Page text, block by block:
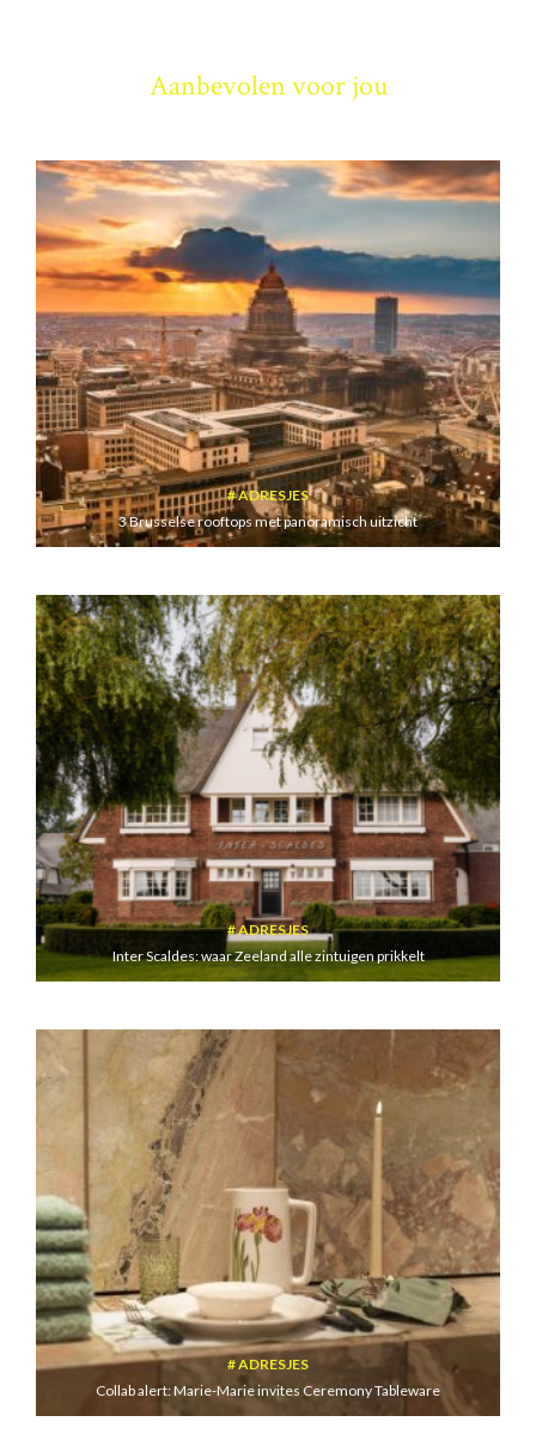
Aanbevolen voor jou
ADRESJES
3 Brusselse rooftops met panoramisch uitzicht
ADRESJES
Inter Scaldes: waar Zeeland alle zintuigen prikkelt
ADRESJES
Collab alert: Marie-Marie invites Ceremony Tableware